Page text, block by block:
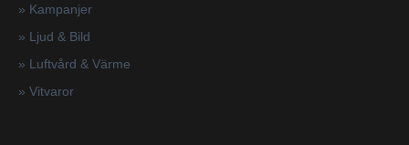
» Kampanjer
» Ljud & Bild
» Luftvård & Värme
» Vitvaror